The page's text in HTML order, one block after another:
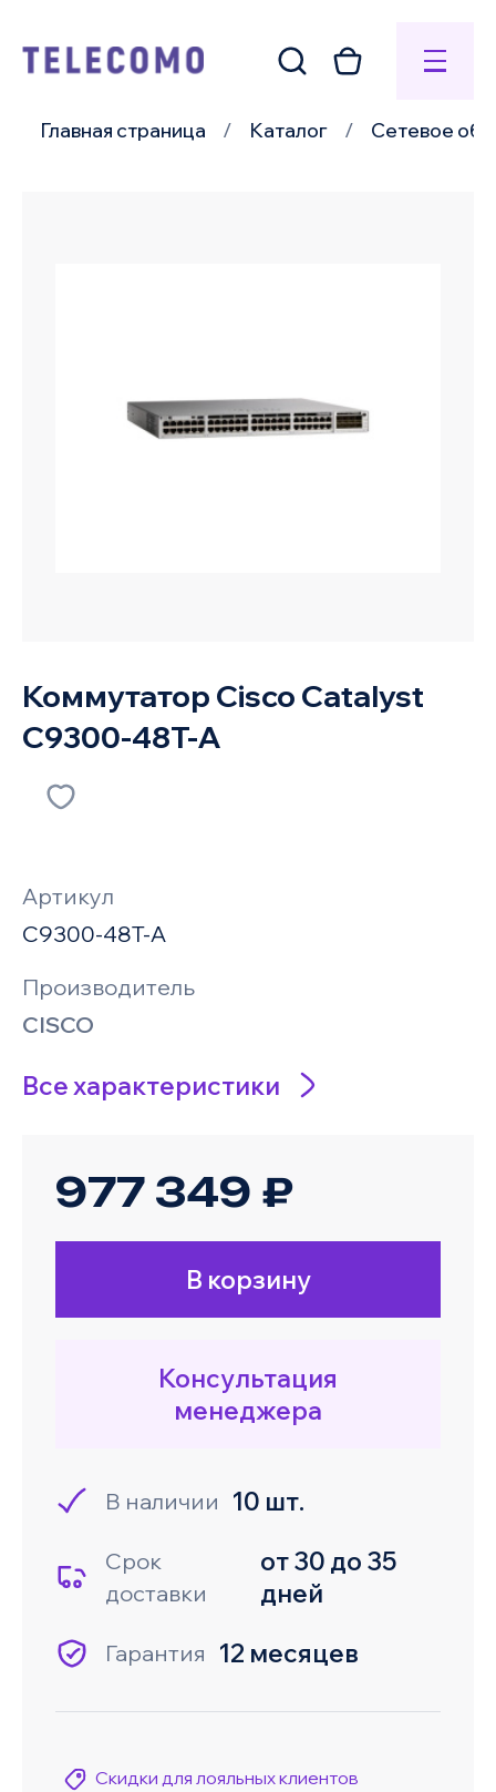
Главная страница Каталог Сетевое
Коммутатор Cisco Catalyst
C9300-48T-A
Артикул
C9300-48T-A
Производитель
CISCO
Все характеристики
977 349 ₽
В корзину
Консультация
менеджера
В наличии 10 шт.
Срок
доставки
от 30 до 35
дней
Гарантия 12 месяцев
Скидки для лояльных клиентов